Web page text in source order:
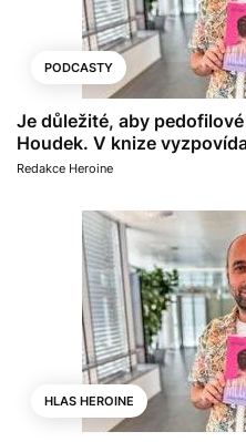
PODCASTY
Je důležité, aby
Houdek. V knize
Redakce Heroine
HLAS HEROINE